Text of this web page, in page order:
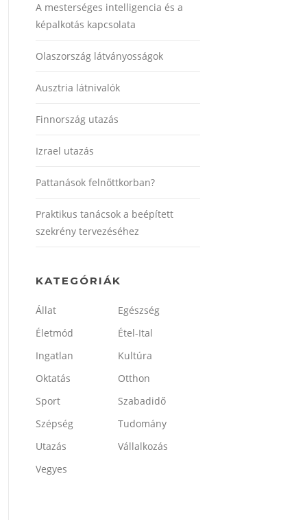
A mesterséges intelligencia és a
képalkotás kapcsolata
Olaszország látványosságok
Ausztria látnivalók
Finnország utazás
Izrael utazás
Pattanások felnőttkorban?
Praktikus tanácsok a beépített
szekrény tervezéséhez
KATEGÓRIÁK
Állat
Egészség
Életmód
Étel-Ital
Ingatlan
Kultúra
Oktatás
Otthon
Sport
Szabadidő
Szépség
Tudomány
Utazás
Vállalkozás
Vegyes